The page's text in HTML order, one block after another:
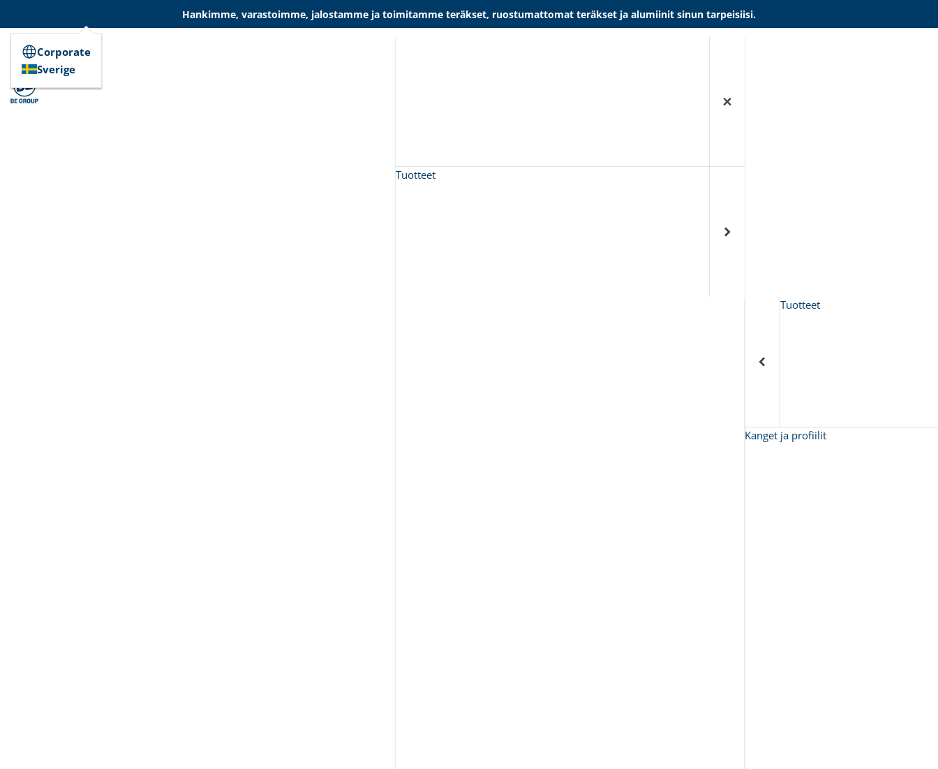
Hankimme, varastoimme, jalostamme ja toimitamme teräkset, ruostumattomat teräkset ja alumiinit sinun tarpeisiisi.
Tuotteet
Tuotteet
Kanget ja profiilit
Corporate
Sverige